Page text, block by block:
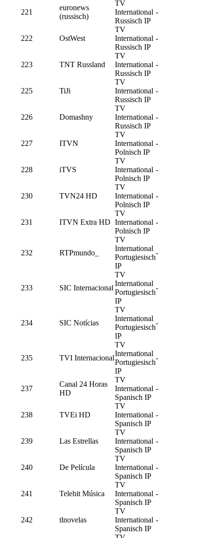
221
euronews
(russisch)
TV
International
Russisch IP
-
222 OstWest
TV
International
Russisch IP
-
223 TNT Russland
TV
International
Russisch IP
-
225 TiJi
TV
International
Russisch IP
-
226 Domashny
TV
International
Russisch IP
-
227 ITVN
TV
International
Polnisch IP
-
228 iTVS
TV
International
Polnisch IP
-
230 TVN24 HD
TV
International
Polnisch IP
-
231 ITVN Extra HD
TV
International
Polnisch IP
-
232 RTPmundo_
TV
International
Portugiesisch
IP
-
233 SIC Internacional
TV
International
Portugiesisch
IP
-
234 SIC Notícias
TV
International
Portugiesisch
IP
-
235 TVI Internacional
TV
International
Portugiesisch
IP
-
237
Canal 24 Horas
HD
TV
International
Spanisch IP
-
238 TVEi HD
TV
International
Spanisch IP
-
239 Las Estrellas
TV
International
Spanisch IP
-
240 De Película
TV
International
Spanisch IP
-
241 Telehit Música
TV
International
Spanisch IP
-
242 tlnovelas
TV
International
Spanisch IP
-